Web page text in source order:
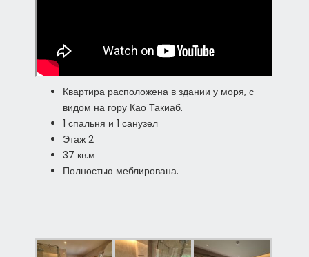
Квартира расположена в здании у моря, с
видом на гору Као Такиаб.
1 спальня и 1 санузел
Этаж 2
37 кв.м
Полностью меблирована.